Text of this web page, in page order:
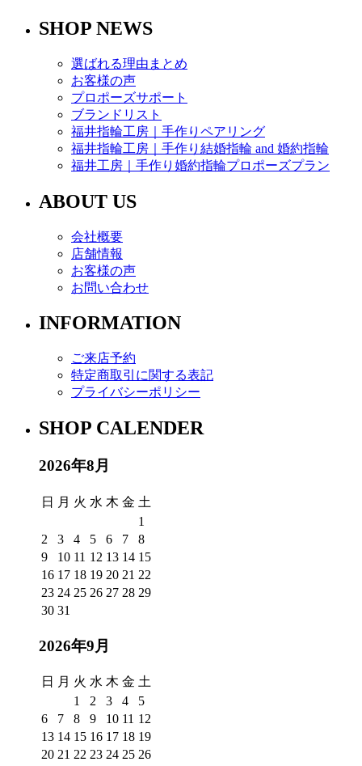
SHOP NEWS
選ばれる理由まとめ
お客様の声
プロポーズサポート
ブランドリスト
福井指輪工房｜手作りペアリング
福井指輪工房｜手作り結婚指輪 and 婚約指輪
福井工房｜手作り婚約指輪プロポーズプラン
ABOUT US
会社概要
店舗情報
お客様の声
お問い合わせ
INFORMATION
ご来店予約
特定商取引に関する表記
プライバシーポリシー
SHOP CALENDER
2026年8月
日 月 火 水 木 金 土
1
2
3 4 5 6 7
8
9
10 11 12 13 14 15
16 17 18 19 20 21 22
23 24 25 26 27 28 29
30 31
2026年9月
日 月 火 水 木 金 土
1
2 3 4
5
6
7 8 9 10 11 12
13 14 15 16 17 18 19
20 21 22 23 24 25 26